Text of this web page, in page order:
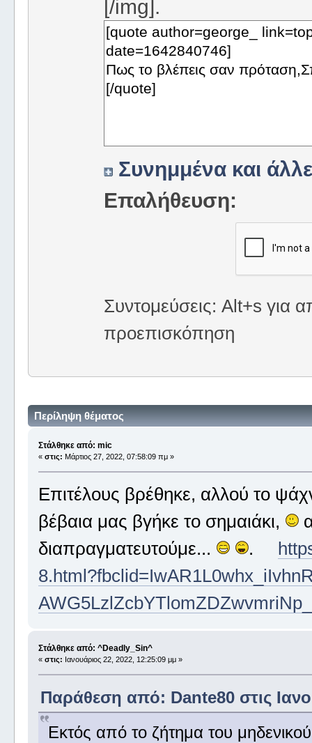
[/img].
Συνημμένα και
Επαλήθευση:
Συντομεύσεις: Alt+s για
προεπισκόπηση
Περίληψη θέματος
Στάλθηκε από: mic
« στις: Μάρτιος 27, 2022, 07:58:09 πμ »
Επιτέλους βρέθηκε, αλλού το
βέβαια μας βγήκε το σημαιάκι,
διαπραγματευτούμε...
.
Στάλθηκε από: ^Deadly_Sin^
« στις: Ιανουάριος 22, 2022, 12:25:09 μμ »
Παράθεση από: Dante80 στις
Εκτός από το ζήτημα του